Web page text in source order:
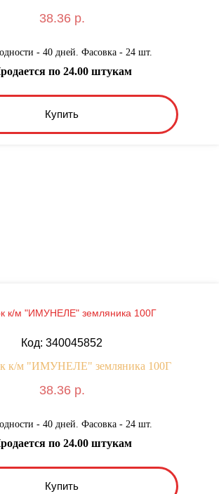
38.36 р.
- 40 дней. Фасовка - 24 шт.
Купить
по 24.00 штукам
к/м "ИМУНЕЛЕ" земляника 100Г
Код: 340045852
38.36 р.
- 40 дней. Фасовка - 24 шт.
Купить
по 24.00 штукам